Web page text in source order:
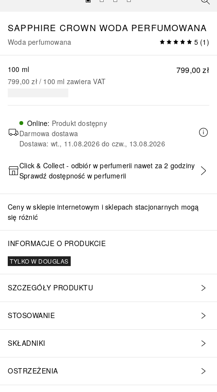
SAPPHIRE CROWN WODA PERFUMOWANA
Woda perfumowana 5 (1 )
799,00 zł
100 ml
799,00 zł / 100 ml zawiera VAT
Online: Produkt dostępny
Darmowa dostawa
Dostawa: wt., 11.08.2026 do czw., 13.08.2026
DODAJ DO KOSZYKA
Click & Collect - odbiór w perfumerii nawet za 2 godziny
Sprawdź dostępność w perfumerii
Ceny w sklepie internetowym i sklepach stacjonarnych mogą
się różnić
INFORMACJE O PRODUKCIE
TYLKO W DOUGLAS
SZCZEGÓŁY PRODUKTU
STOSOWANIE
SKŁADNIKI
OSTRZEŻENIA